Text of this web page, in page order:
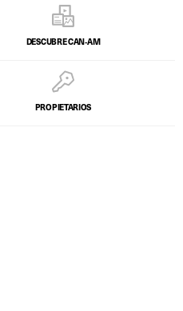
DESCUBRE CAN‑AM
PROPIETARIOS